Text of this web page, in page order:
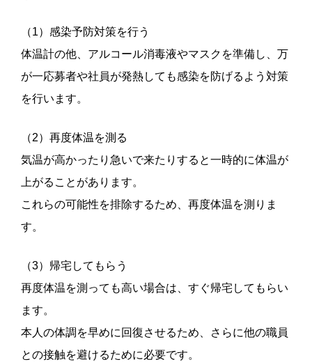
（1）感染予防対策を行う
体温計の他、アルコール消毒液やマスクを準備し、万
が一応募者や社員が発熱しても感染を防げるよう対策
を行います。
（2）再度体温を測る
気温が高かったり急いで来たりすると一時的に体温が
上がることがあります。
これらの可能性を排除するため、再度体温を測りま
す。
（3）帰宅してもらう
再度体温を測っても高い場合は、すぐ帰宅してもらい
ます。
本人の体調を早めに回復させるため、さらに他の職員
との接触を避けるために必要です。